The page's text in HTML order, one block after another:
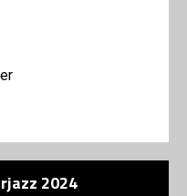
2024